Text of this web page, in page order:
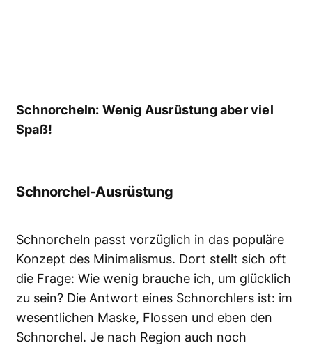
Schnorcheln: Wenig Ausrüstung aber viel
Spaß!
Schnorchel-Ausrüstung
Schnorcheln passt vorzüglich in das populäre
Konzept des Minimalismus. Dort stellt sich oft
die Frage: Wie wenig brauche ich, um glücklich
zu sein? Die Antwort eines Schnorchlers ist: im
wesentlichen Maske, Flossen und eben den
Schnorchel. Je nach Region auch noch